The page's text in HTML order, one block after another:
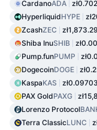
CardanoADA
HyperliquidHYPE
ZcashZEC zł1,873.29
Shiba InuSHIB
Pump.funPUMP
DogecoinDOGE
KaspaKAS zł0.09703
PAX GoldPAXG
Lorenzo Protocol
Terra ClassicLUNC